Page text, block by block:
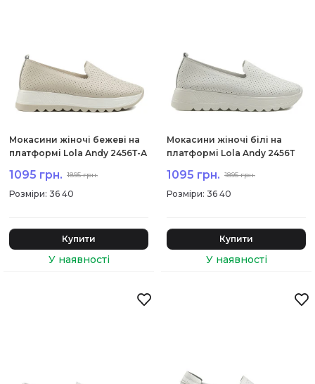
Мокасини жіночі бежеві на
платформі Lola Andy 2456Т-А
1095 грн. 1895 грн.
: 36 40
Купити
Мокасини жіночі білі на
платформі Lola Andy 2456Т
1095 грн. 1895 грн.
: 36 40
Купити